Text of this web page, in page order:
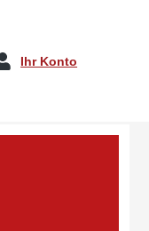
Ihr Konto